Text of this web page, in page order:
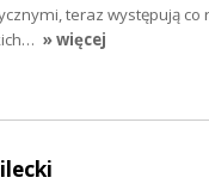
teraz występują co
» więcej